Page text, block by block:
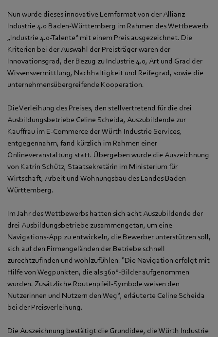
Nun wurde dieses innovative Lernformat von der Allianz
Industrie 4.0 Baden-Württemberg im Rahmen des Wettbewerb
„Industrie 4.0-Talente“ mit einem Preis ausgezeichnet. Die
Kriterien bei der Auswahl der Preisträger waren der
Innovationsgrad, der Bezug zu Industrie 4.0, Art und Grad der
Wissensvermittlung, Nachhaltigkeit und Reifegrad, sowie die
unternehmensübergreifende Kooperation.
Die Verleihung des Preises, den stellvertretend für die drei
Ausbildungsbetriebe Celine Scheida, Auszubildende zur
Kauffrau im E-Commerce der Würth Industrie Services,
entgegennahm, fand kürzlich im Rahmen einer
Onlineveranstaltung statt. Übergeben wurde die Auszeichnung
von Katrin Schütz, Staatsekretärin im Ministerium für
Wirtschaft, Arbeit und Wohnungsbau des Landes Baden-
Württemberg.
Im Jahr des Wettbewerbs hatten sich acht Auszubildende der
drei Ausbildungsbetriebe zusammengetan, um eine
Navigations-App zu entwickeln, die Bewerber unterstützen soll,
sich auf den Firmengeländen der Betriebe schnell
zurechtzufinden und wohlzufühlen. “Die Navigation erfolgt mit
Hilfe von Wegpunkten, die als 360°-Bilder aufgenommen
wurden. Zusätzliche Routenpfeil-Symbole weisen den
Nutzerinnen und Nutzern den Weg“, erläuterte Celine Scheida
bei der Preisverleihung.
Die Auszeichnung bestätigt die Grundidee, die Würth Industrie